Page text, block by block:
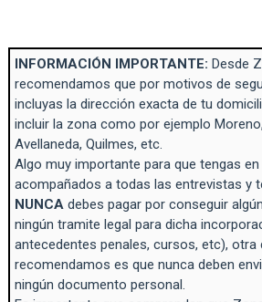
INFORMACIÓN IMPORTANTE: Desde
recomendamos que por motivos de
incluyas la dirección exacta de tu
incluir la zona como por ejemplo
Avellaneda, Quilmes, etc.
Algo muy importante para que tengas
acompañados a todas las entrevistas y
NUNCA debes pagar por conseguir
ningún tramite legal para dicha
antecedentes penales, cursos, etc), otra
recomendamos es que nunca deben
ningún documento personal.